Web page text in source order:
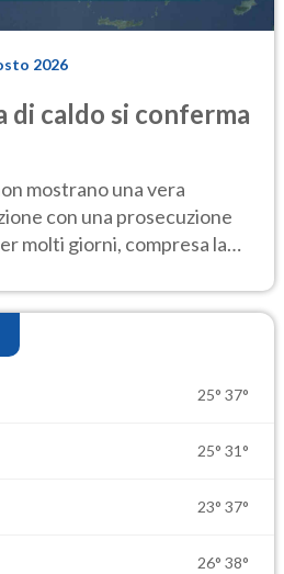
2026
di caldo si conferma
mostrano una vera
con una prosecuzione
molti giorni, compresa la
25° 37°
25° 31°
23° 37°
26° 38°